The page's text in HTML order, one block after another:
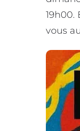
19h00.
vous